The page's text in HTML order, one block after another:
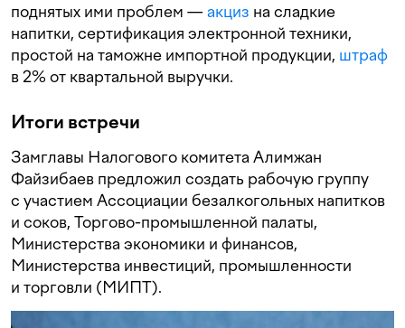
поднятых ими проблем —акциз на сладкие
напитки, сертификация электронной техники,
простой на таможне импортной продукции, штраф
в 2% от квартальной выручки.
Итоги встречи
Замглавы Налогового комитета Алимжан
Файзибаев предложил создать рабочую группу
с участием Ассоциации безалкогольных напитков
и соков, Торгово-промышленной палаты,
Министерства экономики и финансов,
Министерства инвестиций, промышленности
и торговли (МИПТ).